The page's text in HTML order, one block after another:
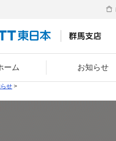
ーム お知らせ
せ >